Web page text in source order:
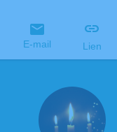
E-mail Lien